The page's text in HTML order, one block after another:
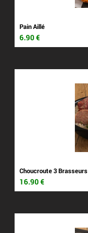
Pain Aillé
6.90 €
Choucroute 3 Brasseurs
16.90 €